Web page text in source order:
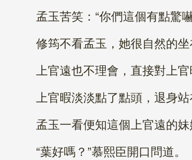
孟玉苦笑：“你們這個有點驚嚇
修筠不看孟玉，她很自然的坐
上官遠也不理會，直接對上官
上官暇淡淡點了點頭，退身站
孟玉一看便知這個上官遠的妹
“葉好嗎？”慕熙臣開口問道。